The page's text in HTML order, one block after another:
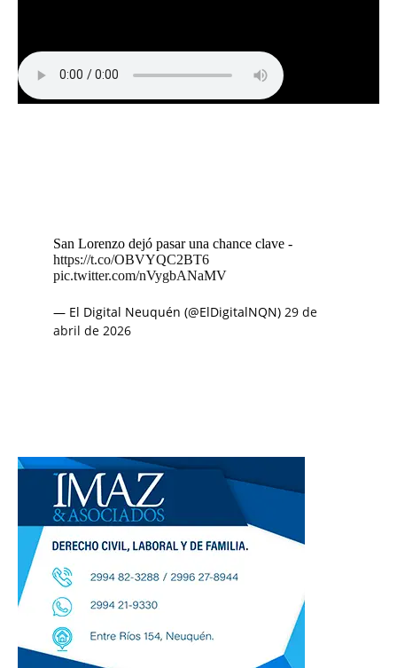
San Lorenzo dejó pasar una chance clave -
https://t.co/OBVYQC2BT6
pic.twitter.com/nVygbANaMV
— El Digital Neuquén (@ElDigitalNQN) 29 de
abril de 2026